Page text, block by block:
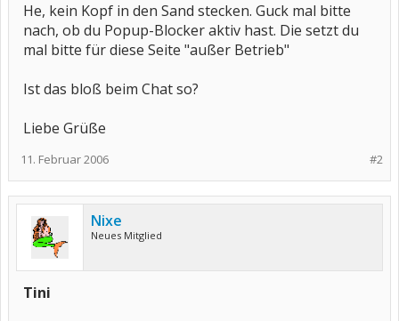
He, kein Kopf in den Sand stecken. Guck mal bitte
nach, ob du Popup-Blocker aktiv hast. Die setzt du
mal bitte für diese Seite "außer Betrieb"
Ist das bloß beim Chat so?
Liebe Grüße
#2
11. Februar 2006
Nixe
Neues Mitglied
Tini